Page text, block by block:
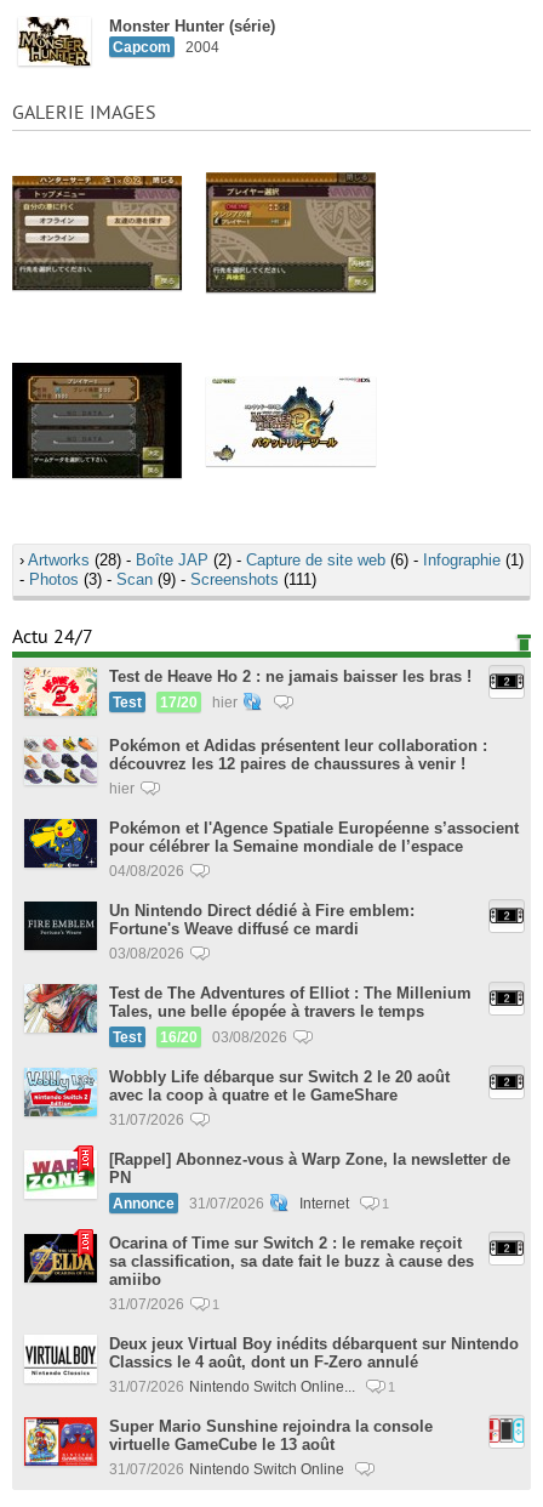
Monster Hunter (série)
Capcom 2004
GALERIE IMAGES
› Artworks (28) - Boîte JAP (2) - Capture de site web (6) - Infographie (1)
- Photos (3) - Scan (9) - Screenshots (111)
Actu 24/7
Test de Heave Ho 2 : ne jamais baisser les bras !
Test 17/20 hier
Pokémon et Adidas présentent leur collaboration :
découvrez les 12 paires de chaussures à venir !
hier
Pokémon et l'Agence Spatiale Européenne s’associent
pour célébrer la Semaine mondiale de l’espace
04/08/2026
Un Nintendo Direct dédié à Fire emblem:
Fortune's Weave diffusé ce mardi
03/08/2026
Test de The Adventures of Elliot : The Millenium
Tales, une belle épopée à travers le temps
Test 16/20 03/08/2026
Wobbly Life débarque sur Switch 2 le 20 août
avec la coop à quatre et le GameShare
31/07/2026
[Rappel] Abonnez-vous à Warp Zone, la newsletter de
PN
Annonce 31/07/2026 Internet 1
Ocarina of Time sur Switch 2 : le remake reçoit
sa classification, sa date fait le buzz à cause des
amiibo
31/07/2026 1
Deux jeux Virtual Boy inédits débarquent sur Nintendo
Classics le 4 août, dont un F-Zero annulé
31/07/2026 Nintendo Switch Online... 1
Super Mario Sunshine rejoindra la console
virtuelle GameCube le 13 août
31/07/2026 Nintendo Switch Online